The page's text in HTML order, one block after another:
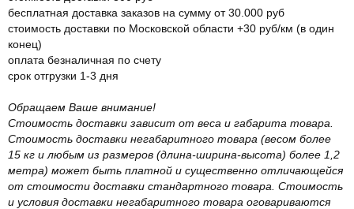
бесплатная доставка заказов на сумму от 30.000 руб
стоимость доставки по Московской области +30 руб/км (в один
конец)
оплата безналичная по счету
срок отгрузки 1-3 дня
Обращаем Ваше внимание!
Стоимость доставки зависит от веса и габарита товара.
Стоимость доставки негабаритного товара (весом более
15 кг и любым из размеров (длина-ширина-высота) более 1,2
метра) может быть платной и существенно отличающейся
от стоимости доставки стандартного товара. Стоимость
и условия доставки негабаритного товара оговариваются